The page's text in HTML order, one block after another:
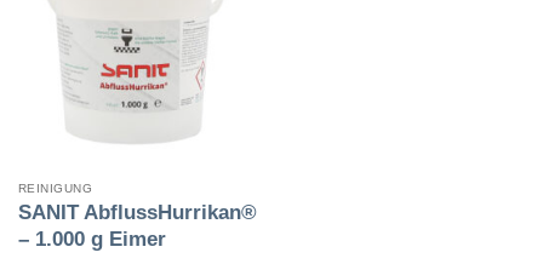
REINIGUNG
SANIT AbflussHurrikan®
– 1.000 g Eimer